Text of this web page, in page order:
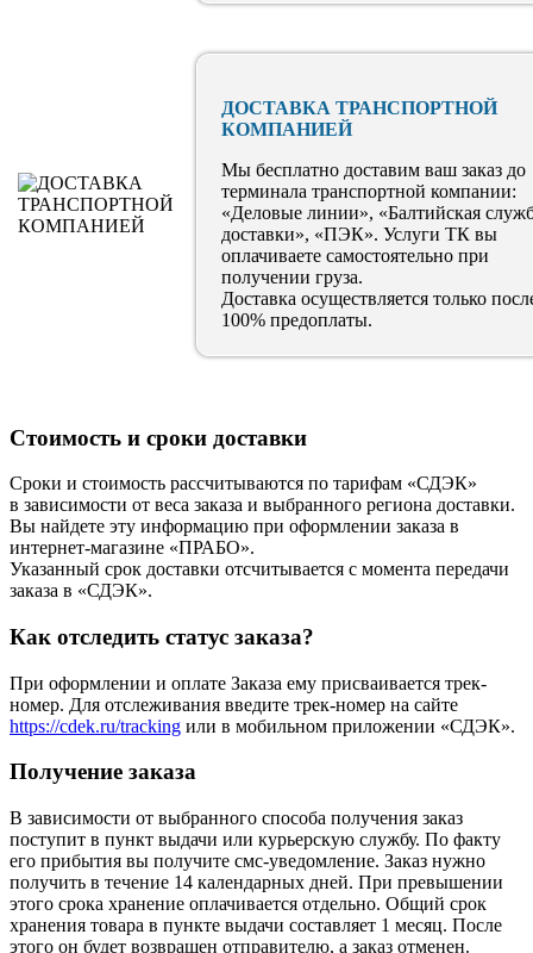
ДОСТАВКА ТРАНСПОРТНОЙ
КОМПАНИЕЙ
Мы бесплатно доставим ваш заказ до
терминала транспортной компании:
«Деловые линии», «Балтийская
доставки», «ПЭК». Услуги ТК вы
оплачиваете самостоятельно при
получении груза.
Доставка осуществляется только
100% предоплаты.
Стоимость и сроки доставки
Сроки и стоимость рассчитываются по тарифам «СДЭК»
в зависимости от веса заказа и выбранного региона доставки.
Вы найдете эту информацию при оформлении заказа в
интернет-магазине «ПРАБО».
Указанный срок доставки отсчитывается с момента передачи
заказа в «СДЭК».
Как отследить статус заказа?
При оформлении и оплате Заказа ему присваивается трек-
номер. Для отслеживания введите трек-номер на сайте
https://cdek.ru/tracking или в мобильном приложении «СДЭК».
Получение заказа
В зависимости от выбранного способа получения заказ
поступит в пункт выдачи или курьерскую службу. По факту
его прибытия вы получите смс-уведомление. Заказ нужно
получить в течение 14 календарных дней. При превышении
этого срока хранение оплачивается отдельно. Общий срок
хранения товара в пункте выдачи составляет 1 месяц. После
этого он будет возвращен отправителю, а заказ отменен.